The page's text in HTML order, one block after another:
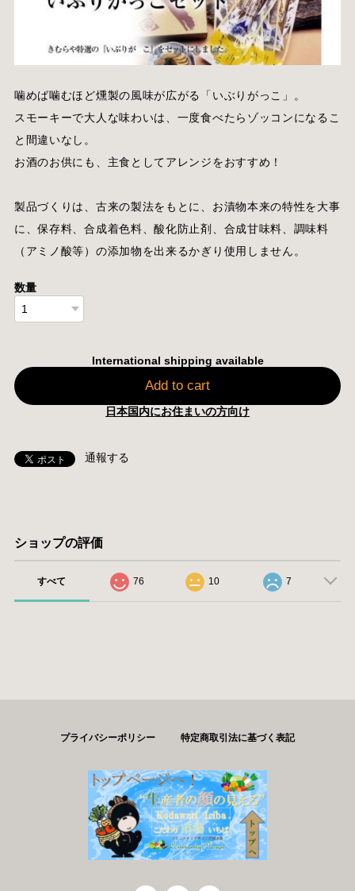
噛めば噛むほど燻製の風味が広がる「いぶりがっこ」。
スモーキーで大人な味わいは、一度食べたらゾッコンになるこ
と間違いなし。
お酒のお供にも、主食としてアレンジをおすすめ！
製品づくりは、古来の製法をもとに、お漬物本来の特性を大事
に、保存料、合成着色料、酸化防止剤、合成甘味料、調味料
（アミノ酸等）の添加物を出来るかぎり使用しません。
数量
International shipping available
Add to cart
日本国内にお住まいの方向け
通報する
ショップの評価
すべて 76 10 7
プライバシーポリシー 特定商取引法に基づく表記